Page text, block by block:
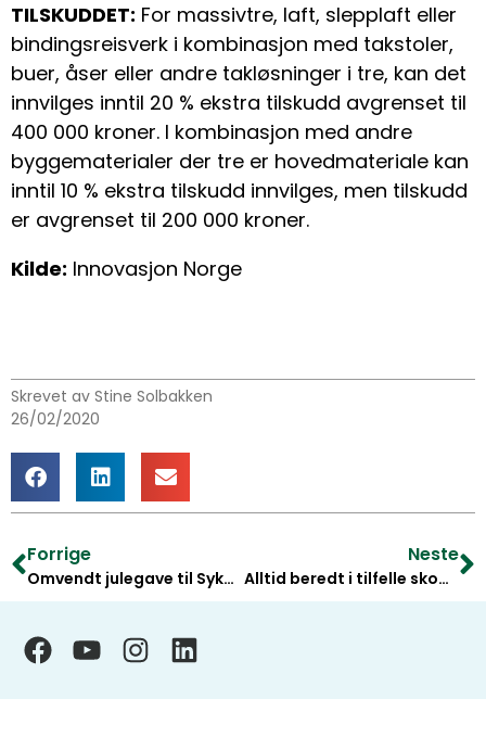
TILSKUDDET: For massivtre, laft, slepplaft eller
bindingsreisverk i kombinasjon med takstoler,
buer, åser eller andre takløsninger i tre, kan det
innvilges inntil 20 % ekstra tilskudd avgrenset til
400 000 kroner. I kombinasjon med andre
byggematerialer der tre er hovedmateriale kan
inntil 10 % ekstra tilskudd innvilges, men tilskudd
er avgrenset til 200 000 kroner.
Kilde: Innovasjon Norge
Skrevet av Stine Solbakken
26/02/2020
Forrige
Omvendt julegave til Sykehusklovnene
Neste
Alltid beredt i tilfelle skogbrann